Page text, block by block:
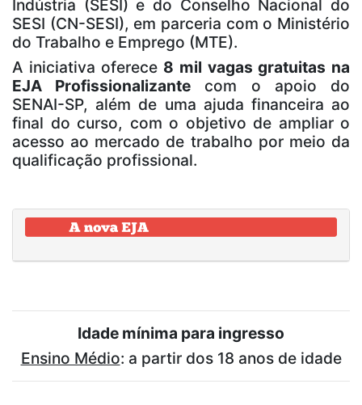
Indústria (SESI) e do Conselho Nacional do
SESI (CN-SESI), em parceria com o Ministério
do Trabalho e Emprego (MTE).
A iniciativa oferece 8 mil vagas gratuitas na
EJA Profissionalizante com o apoio do
SENAI-SP, além de uma ajuda financeira ao
final do curso, com o objetivo de ampliar o
acesso ao mercado de trabalho por meio da
qualificação profissional.
Idade mínima para ingresso
Ensino Médio: a partir dos 18 anos de idade